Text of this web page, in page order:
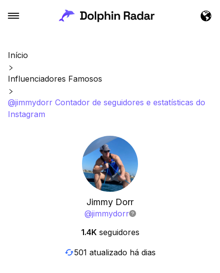
Início
Influenciadores Famosos
@jimmydorr Contador de seguidores e estatísticas do
Instagram
Jimmy Dorr
@jimmydorr
1.4K seguidores
501 atualizado há dias